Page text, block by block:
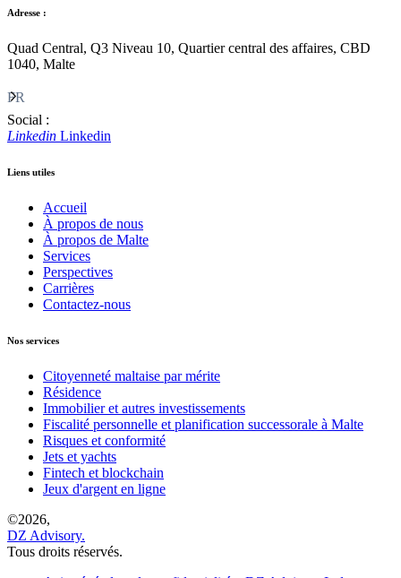
Adresse :
Quad Central, Q3 Niveau 10, Quartier central des affaires, CBD
1040, Malte
FR
Social :
Linkedin Linkedin
Liens utiles
Accueil
À propos de nous
À propos de Malte
Services
Perspectives
Carrières
Contactez-nous
Nos services
Citoyenneté maltaise par mérite
Résidence
Immobilier et autres investissements
Fiscalité personnelle et planification successorale à Malte
Risques et conformité
Jets et yachts
Fintech et blockchain
Jeux d'argent en ligne
©2026,
DZ Advisory.
Tous droits réservés.